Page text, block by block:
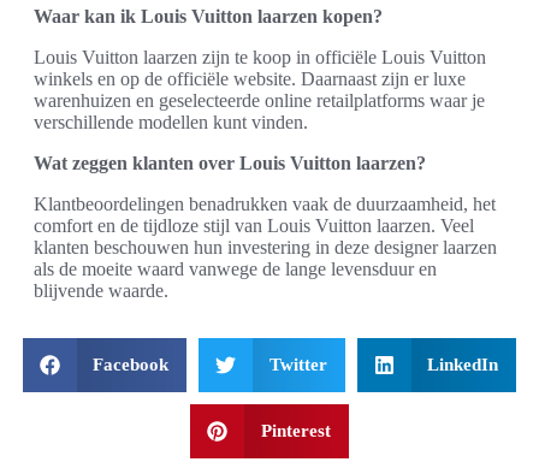
Waar kan ik Louis Vuitton laarzen kopen?
Louis Vuitton laarzen zijn te koop in officiële Louis Vuitton
winkels en op de officiële website. Daarnaast zijn er luxe
warenhuizen en geselecteerde online retailplatforms waar je
verschillende modellen kunt vinden.
Wat zeggen klanten over Louis Vuitton laarzen?
Klantbeoordelingen benadrukken vaak de duurzaamheid, het
comfort en de tijdloze stijl van Louis Vuitton laarzen. Veel
klanten beschouwen hun investering in deze designer laarzen
als de moeite waard vanwege de lange levensduur en
blijvende waarde.
Facebook Twitter LinkedIn
Pinterest